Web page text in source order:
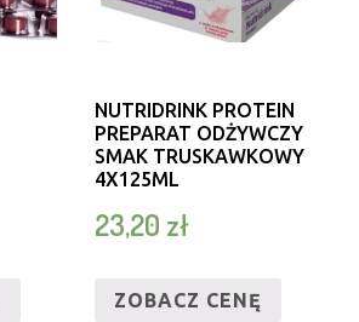
NUTRIDRINK PROTEIN
PREPARAT ODŻYWCZY
SMAK TRUSKAWKOWY
4X125ML
23,20 zł
ZOBACZ CENĘ